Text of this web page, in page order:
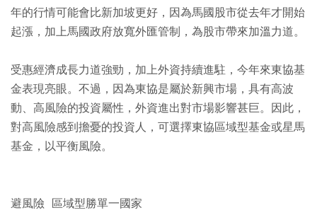
年的行情可能會比新加坡更好，因為馬國股市從去年才開始
起漲，加上馬國政府放寬外匯管制，為股市帶來加溫力道。
受惠經濟成長力道強勁，加上外資持續進駐，今年來東協基
金表現亮眼。不過，因為東協是屬於新興市場，具有高波
動、高風險的投資屬性，外資進出對市場影響甚巨。因此，
對高風險感到擔憂的投資人，可選擇東協區域型基金或星馬
基金，以平衡風險。
避風險 區域型勝單一國家